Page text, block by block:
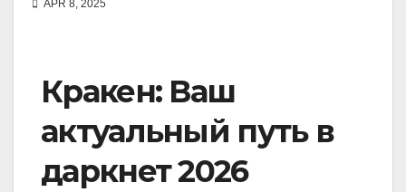
APR 8, 2025
Кракен: Ваш
актуальный путь в
даркнет 2026